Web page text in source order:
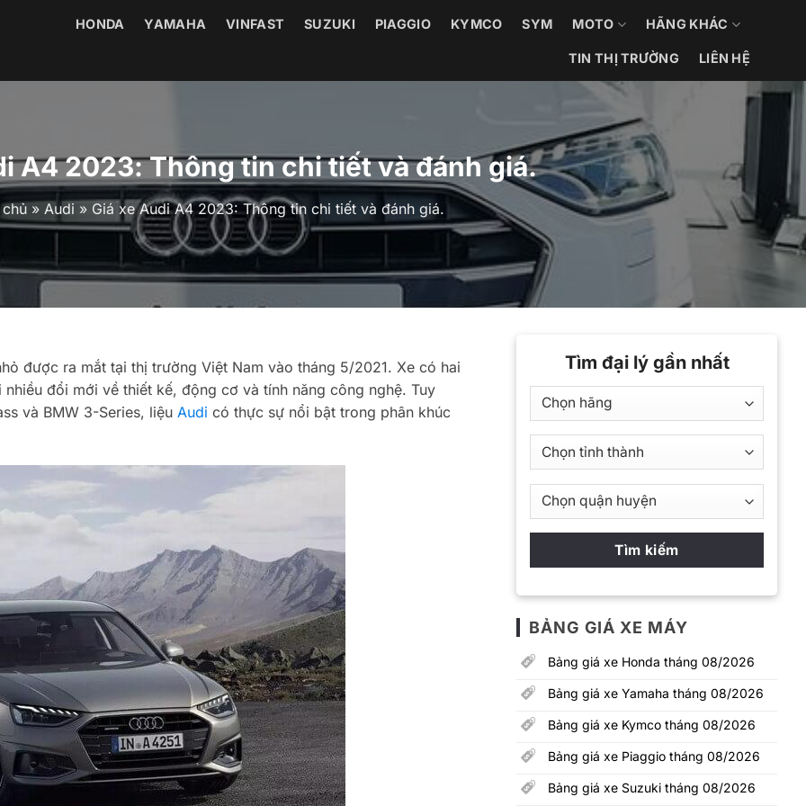
HONDA YAMAHA VINFAST SUZUKI PIAGGIO KYMCO SYM MOTO HÃNG KHÁC
TIN THỊ TRƯỜNG LIÊN HỆ
A4 2023: Thông tin chi tiết và đánh giá.
» Audi » Giá xe Audi A4 2023: Thông tin chi tiết và đánh giá.
được ra mắt tại thị trường Việt Nam vào tháng 5/2021. Xe có hai
đổi mới về thiết kế, động cơ và tính năng công nghệ. Tuy
và BMW 3-Series, liệu Audi có thực sự nổi bật trong phân khúc
Tìm đại lý gần nhất
BẢNG GIÁ XE MÁY
Bảng giá xe Honda tháng 08/2026
Bảng giá xe Yamaha tháng 08/2026
Bảng giá xe Kymco tháng 08/2026
Bảng giá xe Piaggio tháng 08/2026
Bảng giá xe Suzuki tháng 08/2026